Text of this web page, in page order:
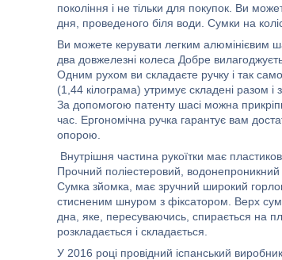
покоління і не тільки для покупок. Ви
дня, проведеного біля води. Сумки на
Ви можете керувати легким алюмінієвим
два довжелезні колеса Добре
Одним рухом ви складаєте ручку і так
(1,44 кілограма) утримує складені разом
За допомогою патенту шасі можна
час. Ергономічна ручка гарантує вам
опорою.
Внутрішня частина рукоїтки має
Прочний поліестеровий, водонепроникний
Сумка зйомка, має зручний широкий
стисненим шнуром з фіксатором. Верх
дна, яке, пересуваючись, спирається на
розкладається і складається.
У 2016 році провідний іспанський